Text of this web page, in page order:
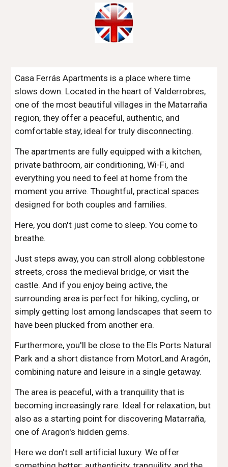
Casa Ferrás Apartments is a place where time
slows down. Located in the heart of Valderrobres,
one of the most beautiful villages in the Matarraña
region, they offer a peaceful, authentic, and
comfortable stay, ideal for truly disconnecting.
The apartments are fully equipped with a kitchen,
private bathroom, air conditioning, Wi-Fi, and
everything you need to feel at home from the
moment you arrive. Thoughtful, practical spaces
designed for both couples and families.
Here, you don't just come to sleep. You come to
breathe.
Just steps away, you can stroll along cobblestone
streets, cross the medieval bridge, or visit the
castle. And if you enjoy being active, the
surrounding area is perfect for hiking, cycling, or
simply getting lost among landscapes that seem to
have been plucked from another era.
Furthermore, you'll be close to the Els Ports Natural
Park and a short distance from MotorLand Aragón,
combining nature and leisure in a single getaway.
The area is peaceful, with a tranquility that is
becoming increasingly rare. Ideal for relaxation, but
also as a starting point for discovering Matarraña,
one of Aragon's hidden gems.
Here we don't sell artificial luxury. We offer